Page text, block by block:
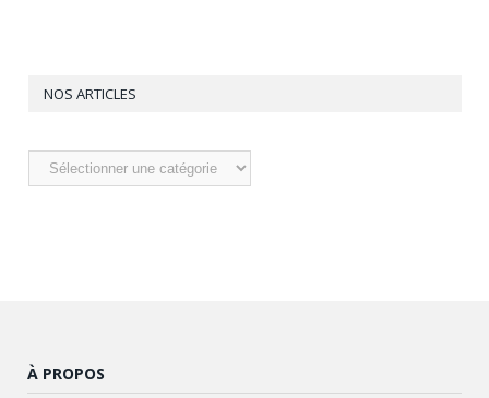
NOS ARTICLES
Nos
articles
À PROPOS